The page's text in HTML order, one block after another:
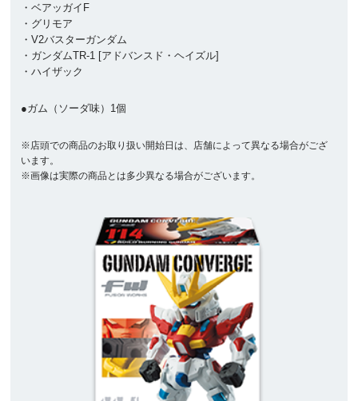
・ベアッガイF
・グリモア
・V2バスターガンダム
・ガンダムTR-1 [アドバンスド・ヘイズル]
・ハイザック
●ガム（ソーダ味）1個
※店頭での商品のお取り扱い開始日は、店舗によって異なる場合がござ
います。
※画像は実際の商品とは多少異なる場合がございます。